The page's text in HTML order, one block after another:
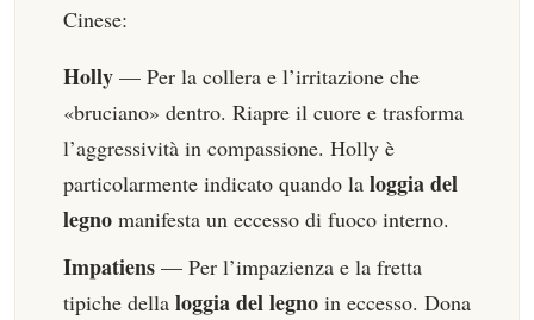
Cinese:
Holly — Per la collera e l’irritazione che
«bruciano» dentro. Riapre il cuore e trasforma
l’aggressività in compassione. Holly è
particolarmente indicato quando la loggia del
legno manifesta un eccesso di fuoco interno.
Impatiens — Per l’impazienza e la fretta
tipiche della loggia del legno in eccesso. Dona